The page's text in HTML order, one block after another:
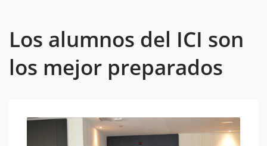
Los alumnos del ICI son
los mejor preparados